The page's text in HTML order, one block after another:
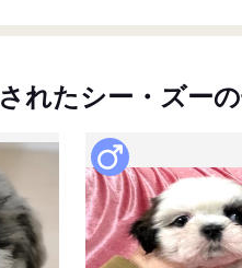
れたシー・ズー